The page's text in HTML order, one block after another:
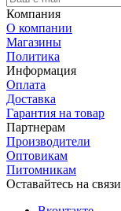
Компания
О компании
Магазины
Политика
Информация
Оплата
Доставка
Гарантия на товар
Партнерам
Производители
Оптовикам
Питомникам
Оставайтесь на связи